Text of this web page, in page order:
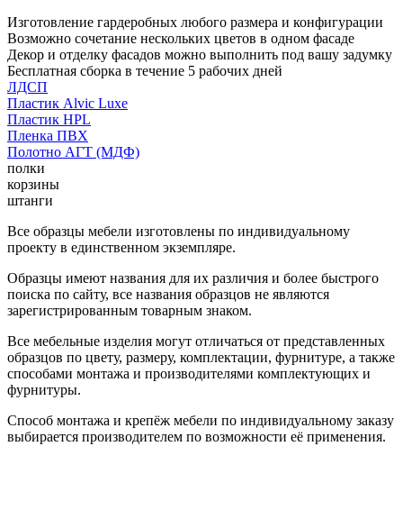
Изготовление гардеробных любого размера и конфигурации
Возможно сочетание нескольких цветов в одном фасаде
Декор и отделку фасадов можно выполнить под вашу задумку
Бесплатная сборка в течение 5 рабочих дней
ЛДСП
Пластик Alvic Luxe
Пластик HPL
Пленка ПВХ
Полотно АГТ (МДФ)
полки
корзины
штанги
Все образцы мебели изготовлены по индивидуальному
проекту в единственном экземпляре.
Образцы имеют названия для их различия и более быстрого
поиска по сайту, все названия образцов не являются
зарегистрированным товарным знаком.
Все мебельные изделия могут отличаться от представленных
образцов по цвету, размеру, комплектации, фурнитуре, а также
способами монтажа и производителями комплектующих и
фурнитуры.
Способ монтажа и крепёж мебели по индивидуальному заказу
выбирается производителем по возможности её применения.